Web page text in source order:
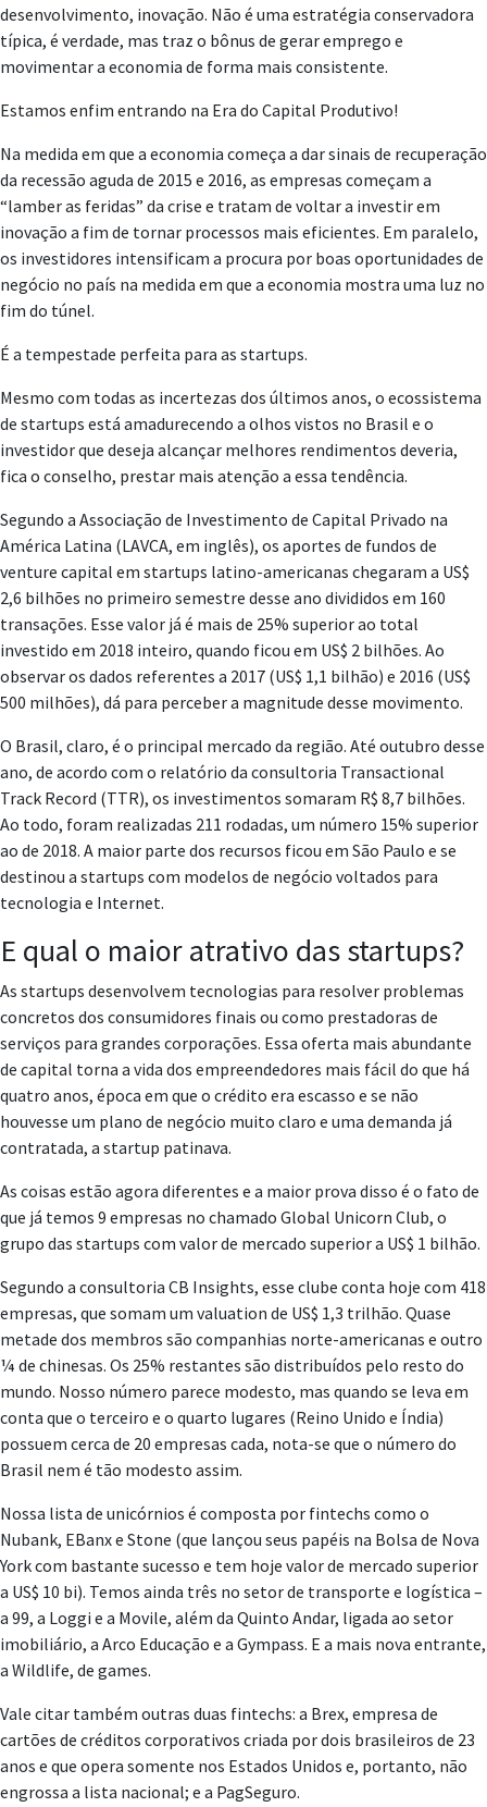
desenvolvimento, inovação. Não é uma estratégia conservadora
típica, é verdade, mas traz o bônus de gerar emprego e
movimentar a economia de forma mais consistente.
Estamos enfim entrando na Era do Capital Produtivo!
Na medida em que a economia começa a dar sinais de recuperação
da recessão aguda de 2015 e 2016, as empresas começam a
“lamber as feridas” da crise e tratam de voltar a investir em
inovação a fim de tornar processos mais eficientes. Em paralelo,
os investidores intensificam a procura por boas oportunidades de
negócio no país na medida em que a economia mostra uma luz no
fim do túnel.
É a tempestade perfeita para as startups.
Mesmo com todas as incertezas dos últimos anos, o ecossistema
de startups está amadurecendo a olhos vistos no Brasil e o
investidor que deseja alcançar melhores rendimentos deveria,
fica o conselho, prestar mais atenção a essa tendência.
Segundo a Associação de Investimento de Capital Privado na
América Latina (LAVCA, em inglês), os aportes de fundos de
venture capital em startups latino-americanas chegaram a US$
2,6 bilhões no primeiro semestre desse ano divididos em 160
transações. Esse valor já é mais de 25% superior ao total
investido em 2018 inteiro, quando ficou em US$ 2 bilhões. Ao
observar os dados referentes a 2017 (US$ 1,1 bilhão) e 2016 (US$
500 milhões), dá para perceber a magnitude desse movimento.
O Brasil, claro, é o principal mercado da região. Até outubro desse
ano, de acordo com o relatório da consultoria Transactional
Track Record (TTR), os investimentos somaram R$ 8,7 bilhões.
Ao todo, foram realizadas 211 rodadas, um número 15% superior
ao de 2018. A maior parte dos recursos ficou em São Paulo e se
destinou a startups com modelos de negócio voltados para
tecnologia e Internet.
E qual o maior atrativo das startups?
As startups desenvolvem tecnologias para resolver problemas
concretos dos consumidores finais ou como prestadoras de
serviços para grandes corporações. Essa oferta mais abundante
de capital torna a vida dos empreendedores mais fácil do que há
quatro anos, época em que o crédito era escasso e se não
houvesse um plano de negócio muito claro e uma demanda já
contratada, a startup patinava.
As coisas estão agora diferentes e a maior prova disso é o fato de
que já temos 9 empresas no chamado Global Unicorn Club, o
grupo das startups com valor de mercado superior a US$ 1 bilhão.
Segundo a consultoria CB Insights, esse clube conta hoje com 418
empresas, que somam um valuation de US$ 1,3 trilhão. Quase
metade dos membros são companhias norte-americanas e outro
¼ de chinesas. Os 25% restantes são distribuídos pelo resto do
mundo. Nosso número parece modesto, mas quando se leva em
conta que o terceiro e o quarto lugares (Reino Unido e Índia)
possuem cerca de 20 empresas cada, nota-se que o número do
Brasil nem é tão modesto assim.
Nossa lista de unicórnios é composta por fintechs como o
Nubank, EBanx e Stone (que lançou seus papéis na Bolsa de Nova
York com bastante sucesso e tem hoje valor de mercado superior
a US$ 10 bi). Temos ainda três no setor de transporte e logística –
a 99, a Loggi e a Movile, além da Quinto Andar, ligada ao setor
imobiliário, a Arco Educação e a Gympass. E a mais nova entrante,
a Wildlife, de games.
Vale citar também outras duas fintechs: a Brex, empresa de
cartões de créditos corporativos criada por dois brasileiros de 23
anos e que opera somente nos Estados Unidos e, portanto, não
engrossa a lista nacional; e a PagSeguro.